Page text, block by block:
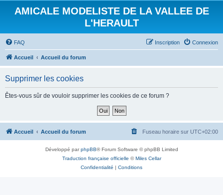
AMICALE MODELISTE DE LA VALLEE DE
L'HERAULT
FAQ Connexion
Inscription
Accueil Accueil du forum
Supprimer les cookies
Êtes-vous sûr de vouloir supprimer les cookies de ce forum ?
Accueil Accueil du forum Fuseau horaire sur UTC+02:00
Développé parphpBB® Forum Software © phpBB Limited
Traduction française officielle ©Miles Cellar
Confidentialité | Conditions